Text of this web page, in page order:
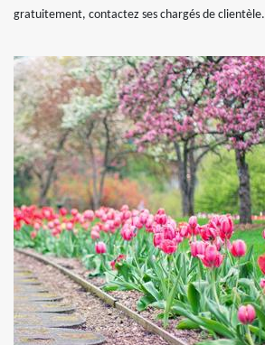
gratuitement, contactez ses chargés de clientèle.